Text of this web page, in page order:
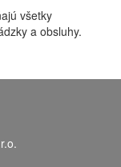
všetky
a obsluhy.